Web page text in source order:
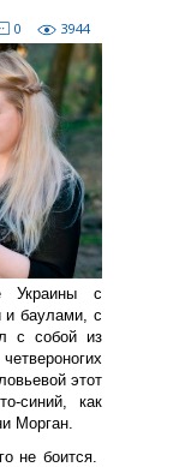
0 3944
Украины с
баулами, с
с собой из
этот
синий, как
Морган.
не боится.